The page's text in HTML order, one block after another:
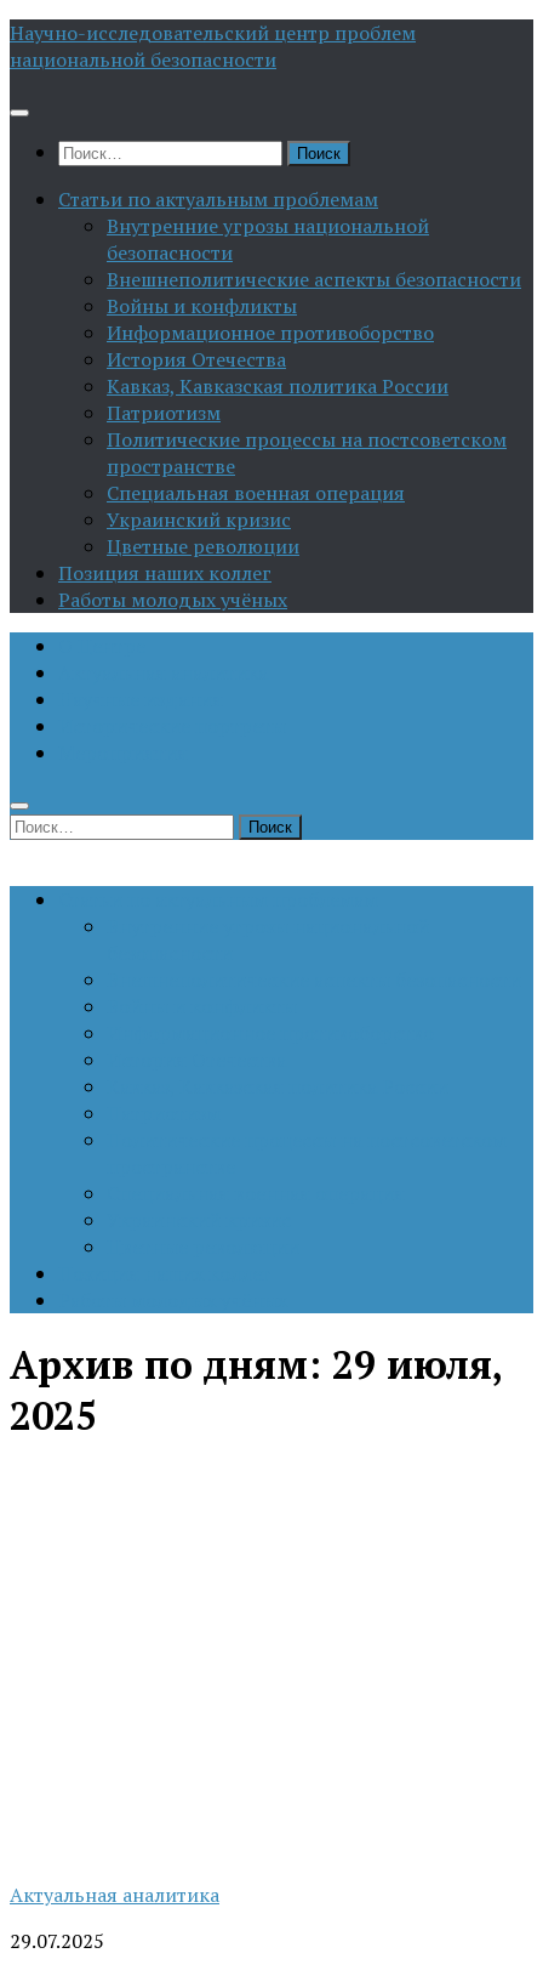
Перейти
к
Научно-исследовательский центр проблем
национальной безопасности
Найти:
Статьи по актуальным проблемам
Внутренние угрозы национальной
безопасности
Внешнеполитические аспекты безопасности
Войны и конфликты
Информационное противоборство
История Отечества
Кавказ, Кавказская политика России
Патриотизм
Политические процессы на постсоветском
пространстве
Специальная военная операция
Украинский кризис
Цветные революции
Позиция наших коллег
Работы молодых учёных
Найти:
Архив по дням: 29 июля,
2025
Актуальная аналитика
29.07.2025